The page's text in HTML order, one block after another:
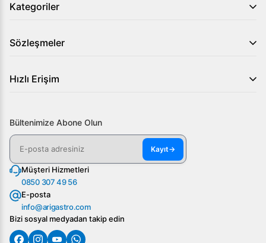
Kategoriler
Sözleşmeler
Hızlı Erişim
Bültenimize Abone Olun
Kayıt→
Müşteri Hizmetleri
0850 307 49 56
E-posta
info@arigastro.com
Bizi sosyal medyadan takip edin